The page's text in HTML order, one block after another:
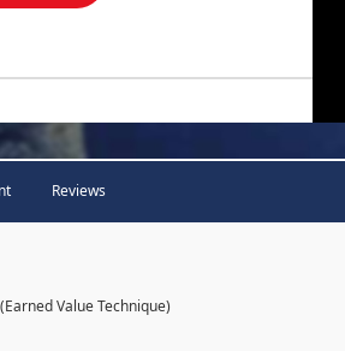
Reviews
Value Technique)